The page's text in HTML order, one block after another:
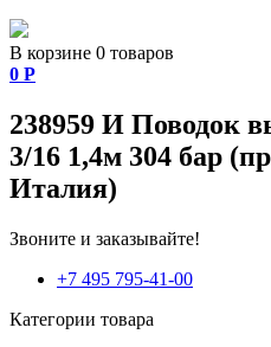
В корзине 0 товаров
0 Р
238959 И Поводок
3/16 1,4м 304 бар
Италия)
Звоните и заказывайте!
+7 495 795-41-00
Категории товара